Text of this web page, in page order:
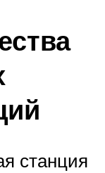
станция